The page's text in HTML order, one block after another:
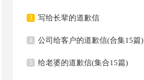
3 写给长辈的道歉信
4 公司给客户的道歉信(合集15篇)
5 给老婆的道歉信(集合15篇)